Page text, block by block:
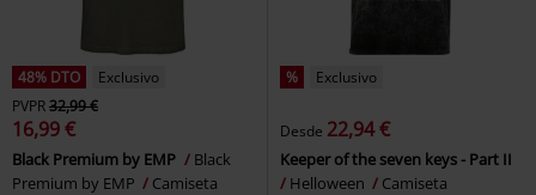
48% DTO
Exclusivo
PVPR32,99 €
16,99 €
Black Premium by EMP
Black
Premium by EMP
Camiseta
% Exclusivo
Desde 22,94 €
Keeper of the seven keys - Part II
Helloween
Camiseta